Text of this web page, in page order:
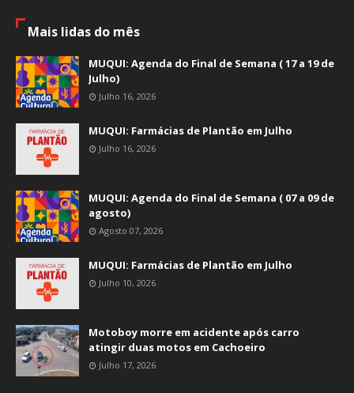
Mais lidas do mês
MUQUI: Agenda do Final de Semana ( 17 a 19 de
Julho)
Julho 16, 2026
MUQUI: Farmácias de Plantão em Julho
Julho 16, 2026
MUQUI: Agenda do Final de Semana ( 07 a 09 de
agosto)
Agosto 07, 2026
MUQUI: Farmácias de Plantão em Julho
Julho 10, 2026
Motoboy morre em acidente após carro
atingir duas motos em Cachoeiro
Julho 17, 2026